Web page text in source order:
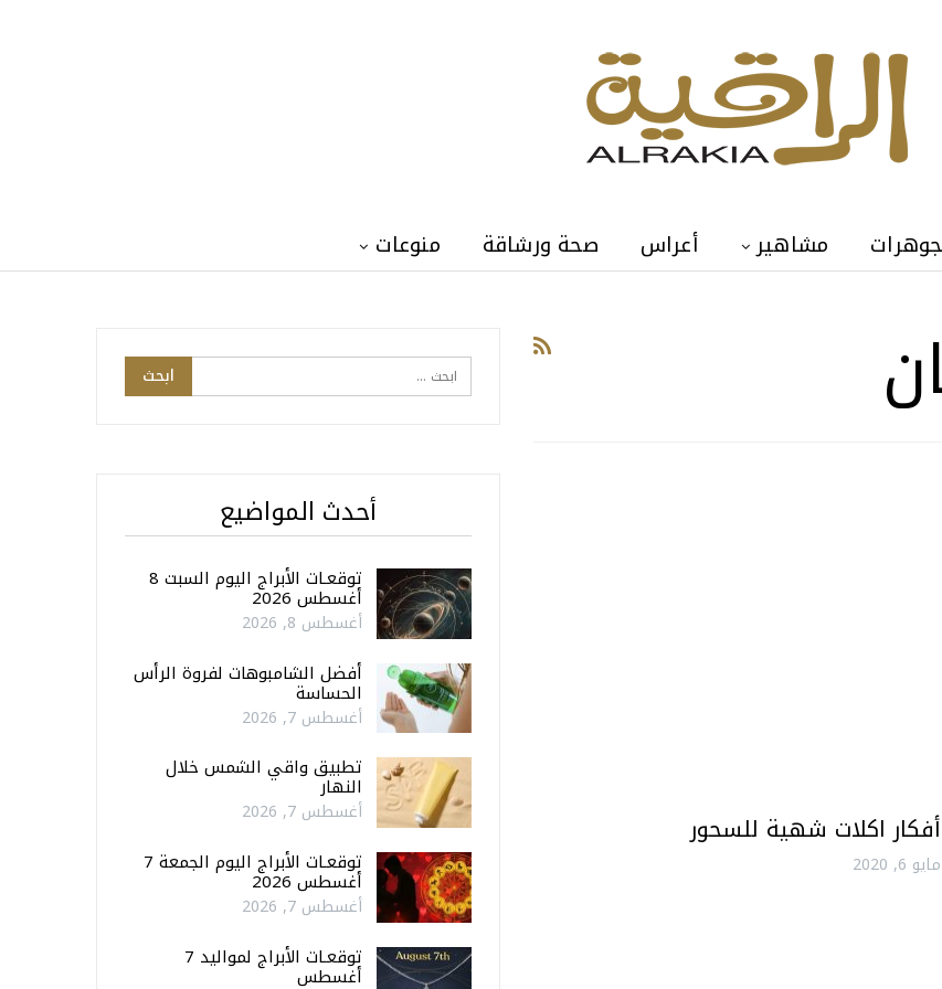
مشاهير أعراس صحة ورشاقة منوعات
أفكار اكلات شهية للسحور
مايو 6, 2020
أحدث المواضيع
توقعـات الأبراج اليوم السبت 8
أغسطس 2026
أغسطس 8, 2026
أفضل الشامبوهات لفروة الرأس
الحساسة
أغسطس 7, 2026
تطبيق واقي الشمس خلال
النهار
أغسطس 7, 2026
توقعـات الأبراج اليوم الجمعة 7
أغسطس 2026
أغسطس 7, 2026
توقعـات الأبراج لمواليد 7
أغسطس